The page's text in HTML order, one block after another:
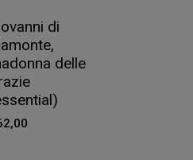
di
delle